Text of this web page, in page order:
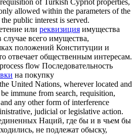
requisition of Turkish Cypriot properties,
allowed within the parameters of the
public interest is served.
или реквизиция имущества
всего имущества,
положений Конституции и
отвечает общественным интересам.
flow Последовательность
на покупку
United Nations, wherever located and
immune from search, requisition,
any other form of interference
judicial or legislative action.
Наций, где бы и в чьем бы
не подлежат обыску,